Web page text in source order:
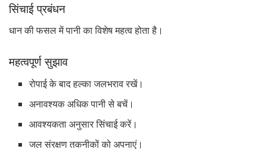
सिंचाई प्रबंधन
धान की फसल में पानी का विशेष महत्व होता है।
महत्वपूर्ण सुझाव
रोपाई के बाद हल्का जलभराव रखें।
अनावश्यक अधिक पानी से बचें।
आवश्यकता अनुसार सिंचाई करें।
जल संरक्षण तकनीकों को अपनाएं।